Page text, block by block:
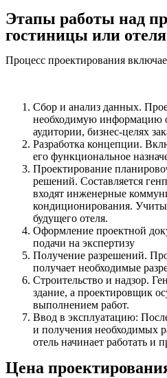
Этапы работы над
гостиницы или отеля
Процесс проектирования
Сбор и анализ данных.
необходимую информацию
аудитории, бизнес-целях
Разработка концепции.
его функциональное
Проектирование
решений. Составляется
входят инженерные
кондиционирования.
будущего отеля.
Оформление проектной
подачи на экспертизу
Получение разрешений.
получает необходимые
Строительство и надзор.
здание, а проектировщик
выполнением работ.
Ввод в эксплуатацию:
и получения необходимых
отель начинает работать и
Цена